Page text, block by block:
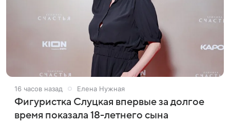
16 часов назад Елена Нужная
Фигуристка Слуцкая впервые за долгое
время показала 18-летнего сына